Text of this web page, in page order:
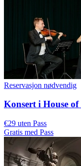
Reservasjon nødvendig
Konsert i House
€29 uten Pass
Gratis med Pass